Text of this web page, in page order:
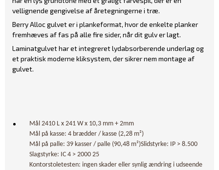
vellignende gengivelse af åretegningerne i træ.
Berry Alloc gulvet er i plankeformat, hvor de enkelte planker
fremhæves af fas på alle fire sider, når dit gulv er lagt.
Laminatgulvet har et integreret lydabsorberende underlag og
et praktisk moderne kliksystem, der sikrer nem montage af
gulvet.
Mål 2410 L x 241 W x 10,3 mm + 2mm
Mål på kasse: 4 brædder / kasse (2,28 m²)
Mål på palle: 39 kasser / palle (90,48 m²)Slidstyrke: IP > 8.500
Slagstyrke: IC 4 > 2000 25
Kontorstoletesten: ingen skader eller synlig ændring i udseende